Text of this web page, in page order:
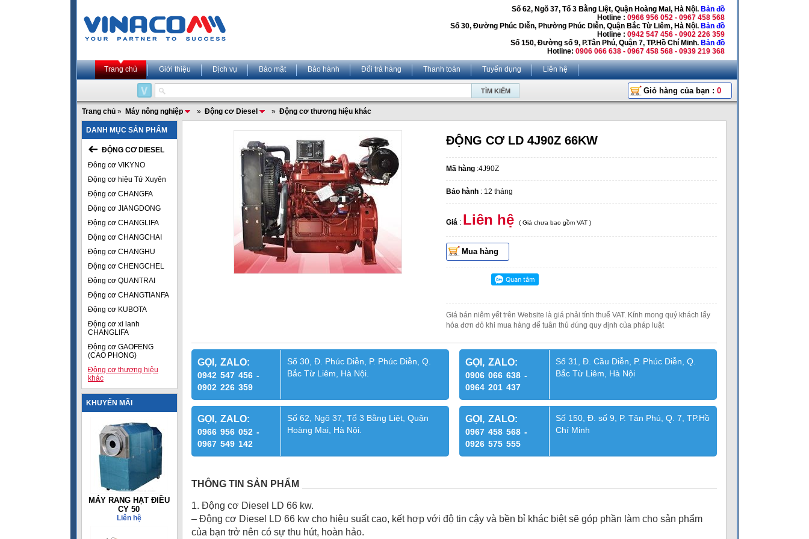
Số 62, Ngõ 37, Tổ 3 Bằng Liệt, Quận Hoàng Mai, Hà Nội. Bản đồ
Hotline : 0966 956 052 - 0967 458 568
Số 30, Đường Phúc Diễn, Phường Phúc Diễn, Quận Bắc Từ Liêm, Hà Nội. Bản đồ
Hotline : 0942 547 456 - 0902 226 359
Số 150, Đường số 9, P.Tân Phú, Quận 7, TP.Hồ Chí Minh. Bản đồ
Hotline: 0906 066 638 - 0967 458 568 - 0939 219 368
Trang chủ Giới thiệu Dịch vụ Bảo mật Bảo hành Đổi trả hàng Thanh toán Tuyển dụng Liên hệ
Giỏ hàng của bạn : 0
Trang chủ » Máy nông nghiệp » Động cơ Diesel » Động cơ thương hiệu khác
DANH MỤC SẢN PHẨM
ĐỘNG CƠ DIESEL
Đông cơ VIKYNO
Động cơ hiệu Tứ Xuyên
Động cơ CHANGFA
Động cơ JIANGDONG
Động cơ CHANGLIFA
Động cơ CHANGCHAI
Động cơ CHANGHU
Động cơ CHENGCHEL
Động cơ QUANTRAI
Động cơ CHANGTIANFA
Động cơ KUBOTA
Động cơ xi lanh
CHANGLIFA
Động cơ GAOFENG
(CAO PHONG)
Động cơ thương hiệu
khác
KHUYẾN MÃI
MÁY RANG HẠT ĐIỀU
CY 50
Liên hệ
ĐỘNG CƠ LD 4J90Z 66KW
Mã hàng :4J90Z
Bảo hành : 12 tháng
Giá : Liên hệ ( Giá chưa bao gồm VAT )
Mua hàng
Giá bán niêm yết trên Website là giá phải tính thuế VAT. Kính mong quý khách lấy
hóa đơn đỏ khi mua hàng để tuân thủ đúng quy định của pháp luật
GỌI, ZALO:
0942 547 456 -
0902 226 359
Số 30, Đ. Phúc Diễn, P. Phúc Diễn, Q.
Bắc Từ Liêm, Hà Nội.
GỌI, ZALO:
0906 066 638 -
0964 201 437
Số 31, Đ. Cầu Diễn, P. Phúc Diễn, Q.
Bắc Từ Liêm, Hà Nội
GỌI, ZALO:
0966 956 052 -
0967 549 142
Số 62, Ngõ 37, Tổ 3 Bằng Liệt, Quận
Hoàng Mai, Hà Nội.
GỌI, ZALO:
0967 458 568 -
0926 575 555
Số 150, Đ. số 9, P. Tân Phú, Q. 7, TP.Hồ
Chí Minh
THÔNG TIN SẢN PHẨM
1. Động cơ Diesel LD 66 kw.
– Động cơ Diesel LD 66 kw cho hiệu suất cao, kết hợp với độ tin cậy và bền bỉ khác biệt sẽ góp phần làm cho sản phẩm
của bạn trở nên có sự thu hút, hoàn hảo.